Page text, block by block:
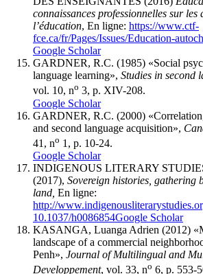
connaissances professionnelles sur les
l’éducation, En ligne: https://www.ctf-
fce.ca/fr/Pages/Issues/Education-
Google Scholar
GARDNER, R.C. (1985) «Social
language learning», Studies in second
vol. 10, no 3, p. XIV-208.
Google Scholar
GARDNER, R.C. (2000)
and second language acquisition»,
41, no 1, p. 10-24.
Google Scholar
INDIGENOUS LITERARY
(2017), Sovereign histories, gathering
land, En ligne:
http://
10.1037/h0086854Google Scholar
KASANGA, Luanga Adrien (2012)
landscape of a commercial
Penh», Journal of Multilingual and
Developpement, vol. 33, no 6, p. 553-